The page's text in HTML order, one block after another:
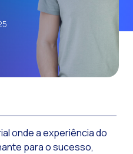
Funcionalidades-
Canal de Voz
Social CX: A chave
onde a experiência do
para o sucesso,